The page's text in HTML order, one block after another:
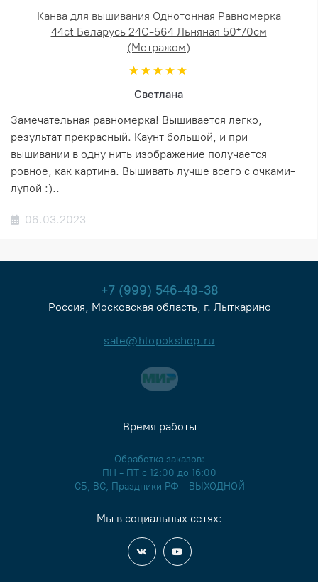
Канва для вышивания Однотонная Равномерка
44ct Беларусь 24С-564 Льняная 50*70см
(Метражом)
Светлана
Замечательная равномерка! Вышивается легко,
результат прекрасный. Каунт большой, и при
вышивании в одну нить изображение получается
ровное, как картина. Вышивать лучше всего с очками-
лупой :)..
06.03.2023
+7 (999) 546-48-38
Россия, Московская область, г. Лыткарино
sale@hlopokshop.ru
Время работы
Обработка заказов:
ПН - ПТ с 12:00 до 16:00
СБ, ВС, Праздники РФ - ВЫХОДНОЙ
Мы в социальных сетях: